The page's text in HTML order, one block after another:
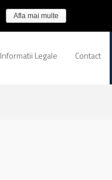
Informatii Legale Contact
Afla mai multe